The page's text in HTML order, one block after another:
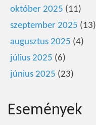
október 2025 (11)
szeptember 2025 (13)
augusztus 2025 (4)
július 2025 (6)
június 2025 (23)
Események